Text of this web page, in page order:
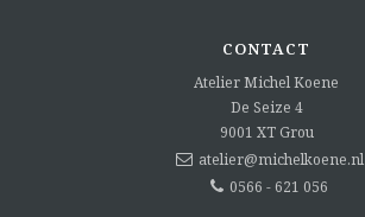
CONTACT
Atelier Michel Koene
De Seize 4
9001 XT Grou
atelier@michelkoene.nl
0566 - 621 056